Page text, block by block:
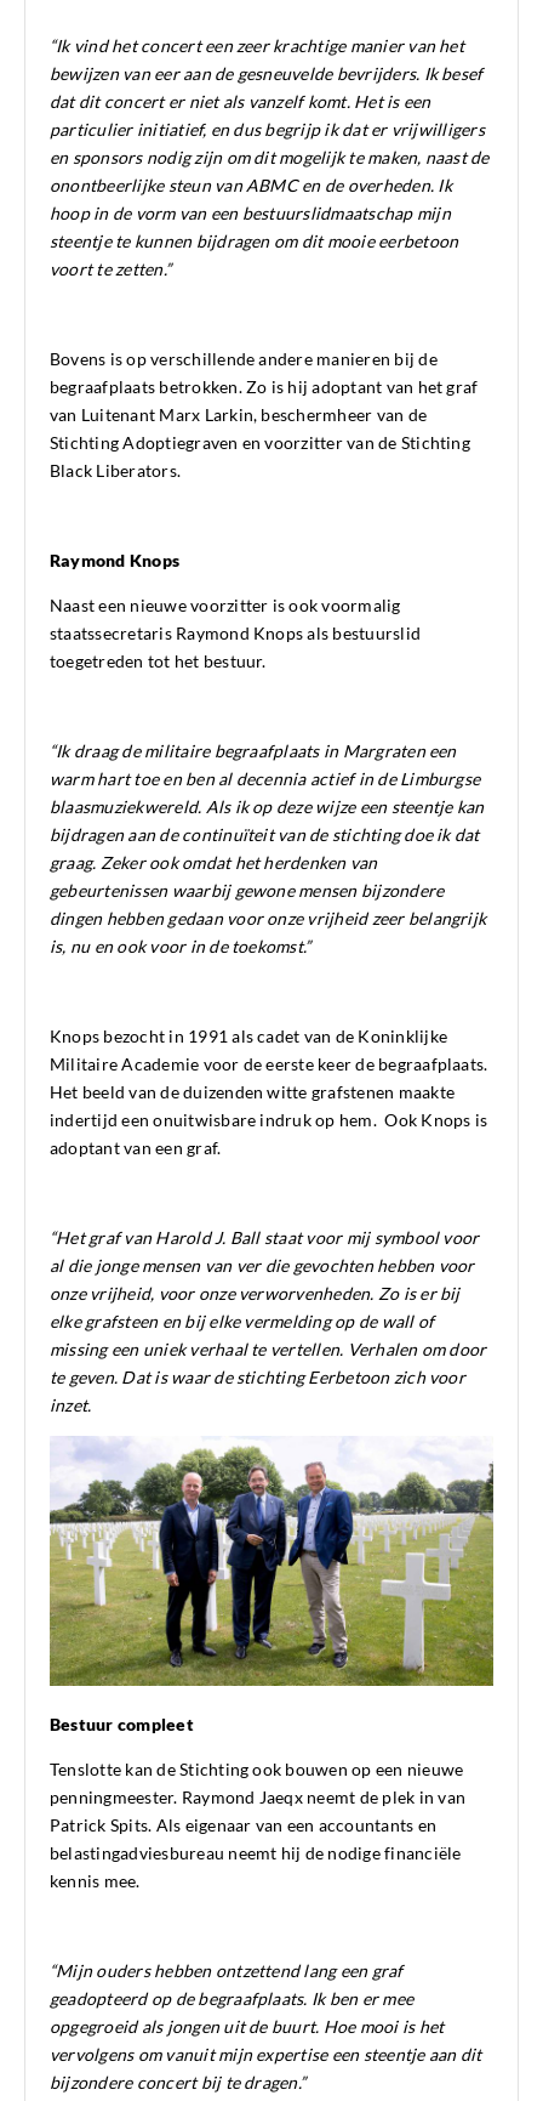
“Ik vind het concert een zeer krachtige manier van het
bewijzen van eer aan de gesneuvelde bevrijders. Ik besef
dat dit concert er niet als vanzelf komt. Het is een
particulier initiatief, en dus begrijp ik dat er vrijwilligers
en sponsors nodig zijn om dit mogelijk te maken, naast de
onontbeerlijke steun van ABMC en de overheden. Ik
hoop in de vorm van een bestuurslidmaatschap mijn
steentje te kunnen bijdragen om dit mooie eerbetoon
voort te zetten.”
Bovens is op verschillende andere manieren bij de
begraafplaats betrokken. Zo is hij adoptant van het graf
van Luitenant Marx Larkin, beschermheer van de
Stichting Adoptiegraven en voorzitter van de Stichting
Black Liberators.
Raymond Knops
Naast een nieuwe voorzitter is ook voormalig
staatssecretaris Raymond Knops als bestuurslid
toegetreden tot het bestuur.
“Ik draag de militaire begraafplaats in Margraten een
warm hart toe en ben al decennia actief in de Limburgse
blaasmuziekwereld. Als ik op deze wijze een steentje kan
bijdragen aan de continuïteit van de stichting doe ik dat
graag. Zeker ook omdat het herdenken van
gebeurtenissen waarbij gewone mensen bijzondere
dingen hebben gedaan voor onze vrijheid zeer belangrijk
is, nu en ook voor in de toekomst.”
Knops bezocht in 1991 als cadet van de Koninklijke
Militaire Academie voor de eerste keer de begraafplaats.
Het beeld van de duizenden witte grafstenen maakte
indertijd een onuitwisbare indruk op hem. Ook Knops is
adoptant van een graf.
“Het graf van Harold J. Ball staat voor mij symbool voor
al die jonge mensen van ver die gevochten hebben voor
onze vrijheid, voor onze verworvenheden. Zo is er bij
elke grafsteen en bij elke vermelding op de wall of
missing een uniek verhaal te vertellen. Verhalen om door
te geven. Dat is waar de stichting Eerbetoon zich voor
inzet.
Bestuur compleet
Tenslotte kan de Stichting ook bouwen op een nieuwe
penningmeester. Raymond Jaeqx neemt de plek in van
Patrick Spits. Als eigenaar van een accountants en
belastingadviesbureau neemt hij de nodige financiële
kennis mee.
“Mijn ouders hebben ontzettend lang een graf
geadopteerd op de begraafplaats. Ik ben er mee
opgegroeid als jongen uit de buurt. Hoe mooi is het
vervolgens om vanuit mijn expertise een steentje aan dit
bijzondere concert bij te dragen.”